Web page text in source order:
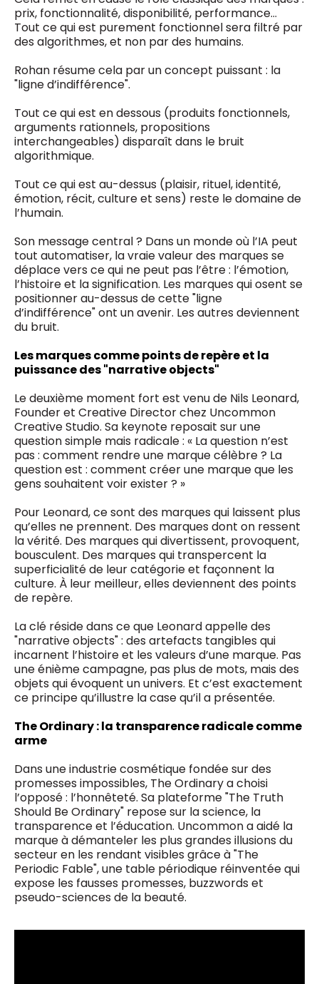
prix, fonctionnalité, disponibilité, performance…
Tout ce qui est purement fonctionnel sera filtré par
des algorithmes, et non par des humains.
Rohan résume cela par un concept puissant : la
"ligne d’indifférence".
Tout ce qui est en dessous (produits fonctionnels,
arguments rationnels, propositions
interchangeables) disparaît dans le bruit
algorithmique.
Tout ce qui est au-dessus (plaisir, rituel, identité,
émotion, récit, culture et sens) reste le domaine de
l’humain.
Son message central ? Dans un monde où l’IA peut
tout automatiser, la vraie valeur des marques se
déplace vers ce qui ne peut pas l’être : l’émotion,
l’histoire et la signification. Les marques qui osent se
positionner au-dessus de cette "ligne
d’indifférence" ont un avenir. Les autres deviennent
du bruit.
Les marques comme points de repère et la
puissance des "narrative objects"
Le deuxième moment fort est venu de Nils Leonard,
Founder et Creative Director chez Uncommon
Creative Studio. Sa keynote reposait sur une
question simple mais radicale : « La question n’est
pas : comment rendre une marque célèbre ? La
question est : comment créer une marque que les
gens souhaitent voir exister ? »
Pour Leonard, ce sont des marques qui laissent plus
qu’elles ne prennent. Des marques dont on ressent
la vérité. Des marques qui divertissent, provoquent,
bousculent. Des marques qui transpercent la
superficialité de leur catégorie et façonnent la
culture. À leur meilleur, elles deviennent des points
de repère.
La clé réside dans ce que Leonard appelle des
"narrative objects" : des artefacts tangibles qui
incarnent l’histoire et les valeurs d’une marque. Pas
une énième campagne, pas plus de mots, mais des
objets qui évoquent un univers. Et c’est exactement
ce principe qu’illustre la case qu’il a présentée.
The Ordinary : la transparence radicale comme
arme
Dans une industrie cosmétique fondée sur des
promesses impossibles, The Ordinary a choisi
l’opposé : l’honnêteté. Sa plateforme "The Truth
Should Be Ordinary" repose sur la science, la
transparence et l’éducation. Uncommon a aidé la
marque à démanteler les plus grandes illusions du
secteur en les rendant visibles grâce à "The
Periodic Fable", une table périodique réinventée qui
expose les fausses promesses, buzzwords et
pseudo-sciences de la beauté.